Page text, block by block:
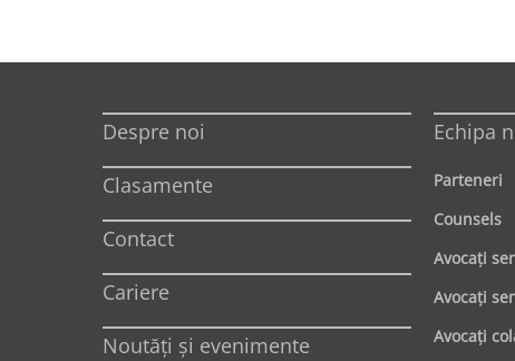
Despre noi
Clasamente
Contact
Cariere
Noutăți și evenimente
Echipa
Parteneri
Counsels
Avocaţi
Avocaţi
Avocaţi